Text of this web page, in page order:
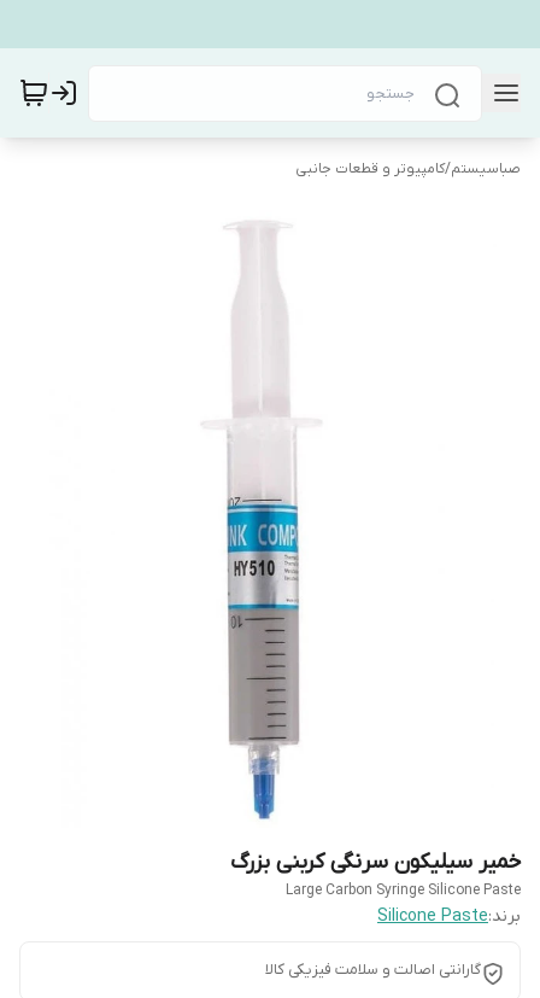
صباسیستم/کامپیوتر و قطعات جانبی
خمیر سیلیکون سرنگی کربنی بزرگ
Large Carbon Syringe Silicone Paste
برند:Silicone Paste
گارانتی اصالت و سلامت فیزیکی کالا